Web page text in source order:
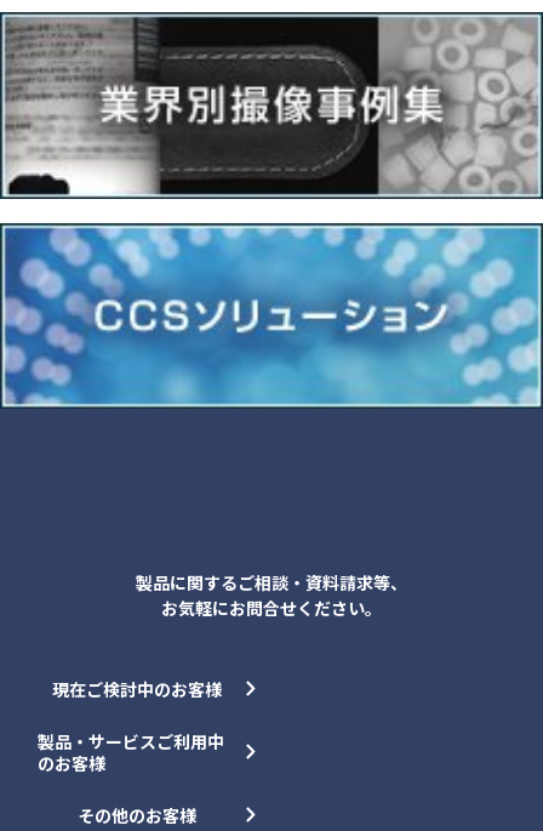
製品に関するご相談・資料請求等、
お気軽にお問合せください。
現在ご検討中のお客様
製品・サービスご利用中
のお客様
その他のお客様